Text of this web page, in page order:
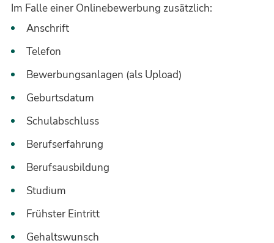
Im Falle einer Onlinebewerbung zusätzlich:
Anschrift
Telefon
Bewerbungsanlagen (als Upload)
Geburtsdatum
Schulabschluss
Berufserfahrung
Berufsausbildung
Studium
Frühster Eintritt
Gehaltswunsch